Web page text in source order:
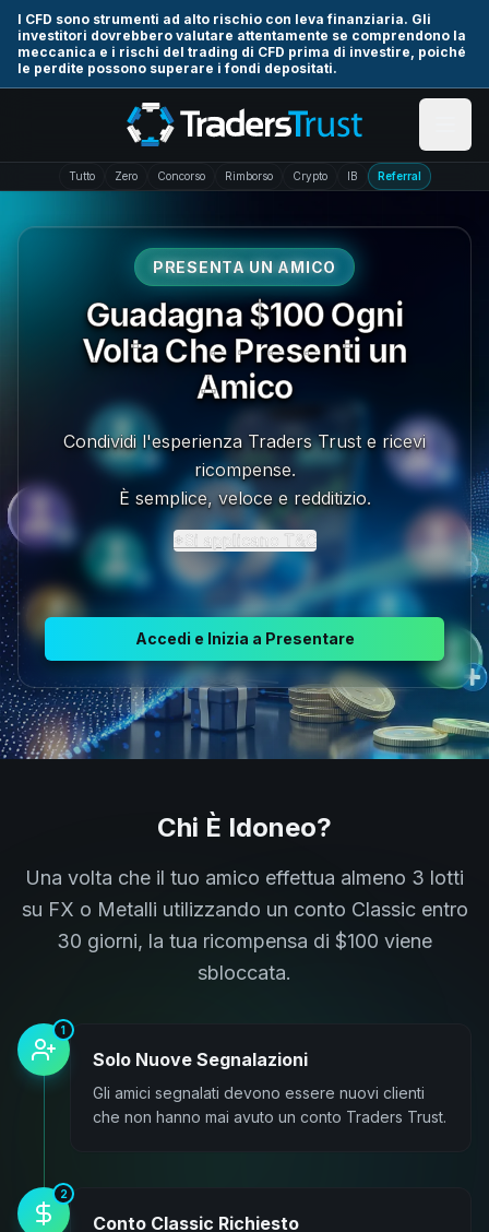
I CFD sono strumenti ad alto rischio con leva finanziaria. Gli
investitori dovrebbero valutare attentamente se comprendono la
meccanica e i rischi del trading di CFD prima di investire, poiché
le perdite possono superare i fondi depositati.
Skip to main content
Tutto Zero Concorso Rimborso Crypto IB Referral
PRESENTA UN AMICO
Guadagna $100 Ogni
Volta Che Presenti un
Amico
Condividi l'esperienza Traders Trust e ricevi
ricompense.
È semplice, veloce e redditizio.
*Si applicano T&C
Accedi e Inizia a Presentare
Chi È Idoneo?
Una volta che il tuo amico effettua almeno 3 lotti
su FX o Metalli utilizzando un conto Classic entro
30 giorni, la tua ricompensa di $100 viene
sbloccata.
1
Solo Nuove Segnalazioni
Gli amici segnalati devono essere nuovi clienti
che non hanno mai avuto un conto Traders Trust.
2
Conto Classic Richiesto